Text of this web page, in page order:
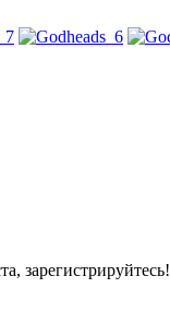
зарегистрируйтесь!